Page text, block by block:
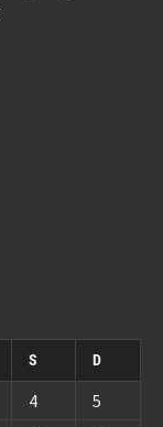
S D
4
5